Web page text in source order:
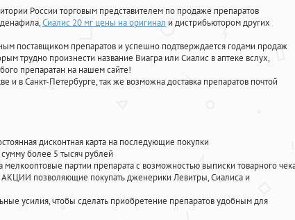
России торговым представителем по продаже препаратов
,Сиалис 20 мг цены на оригинал и дистрибьютором других
поставщиком препаратов и успешно подтверждается годами продаж
трудно произнести название Виагра или Сиалис в аптеке вслух,
препаратан на нашем сайте!
и в Санкт-Петербурге, так же возможна доставка препаратов почтой
дисконтная карта на последующие покупки
сумму более 5 тысяч рублей
партии препарата с возможностью выписки товарного
АКЦИИ позволяющие покупать дженерики Левитры, Сиалиса и
усилия, чтобы сделать приобретение препаратов удобным для